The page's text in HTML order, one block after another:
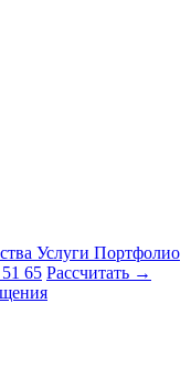
Услуги Портфолио
65 Рассчитать →